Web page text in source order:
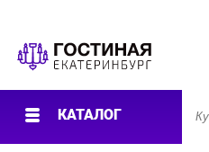
КАТАЛОГ